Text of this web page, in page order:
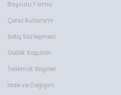
Başvuru Formu
Çerez Kullanımı
Satış Sözleşmesi
Gizlilik Koşulları
Teslimat Bilgileri
İade ve Değişim